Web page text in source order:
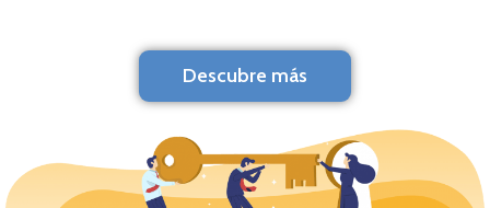
Descubre más